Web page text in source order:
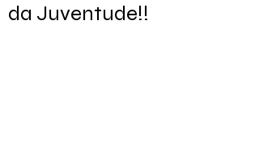
da Juventude!!